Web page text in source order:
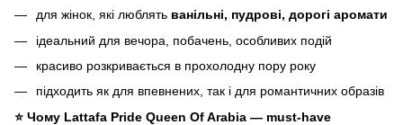
для жінок, які люблять ванільні, пудрові, дорогі аромати
ідеальний для вечора, побачень, особливих подій
красиво розкривається в прохолодну пору року
підходить як для впевнених, так і для романтичних образів
⭐ Чому Lattafa Pride Queen Of Arabia — must‑have